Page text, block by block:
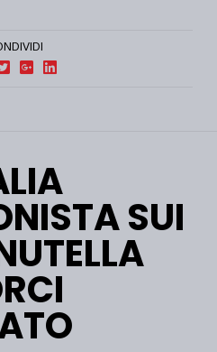
SUI